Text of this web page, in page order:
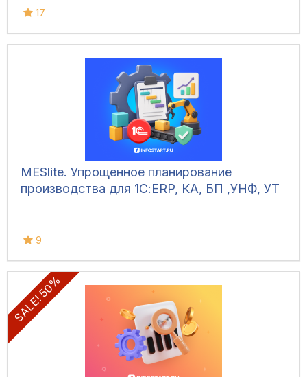
17
MESlite. Упрощенное планирование
производства для 1С:ERP, КА, БП ,УНФ, УТ
9
SALE! 50%